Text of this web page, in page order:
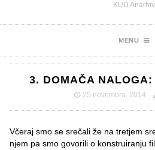
KUD Anarhiv
MENU
3. DOMAČA
25 novembra, 2014
Včeraj smo se srečali že na tretjem
njem pa smo govorili o konstruiranju